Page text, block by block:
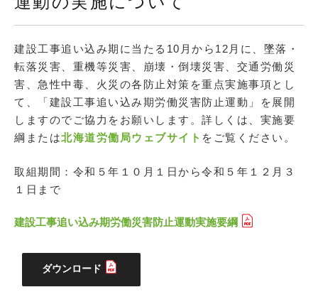
建設工事追い込み期に当たる10月から12月に、墜落・
転落災害、重機等災害、崩壊・倒壊災害、交通労働災
害、急性中毒、火災の各防止対策を重点実施事項とし
て、「建設工事追い込み期労働災害防止運動」を展開
しますのでご協力をお願いします。詳しくは、実施要
綱または北海道労働局ウェブサイト をご覧ください。
取組期間：令和５年１０月１日から令和５年１２月３
１日まで
建設工事追い込み期労働災害防止運動実施要綱
ダウンロード